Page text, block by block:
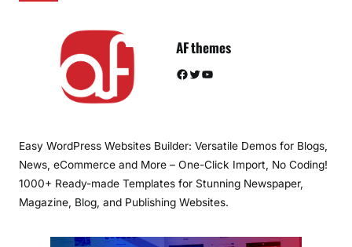
AF themes
Facebook Twitter YouTube
Easy WordPress Websites Builder: Versatile Demos for Blogs,
News, eCommerce and More – One-Click Import, No Coding!
1000+ Ready-made Templates for Stunning Newspaper,
Magazine, Blog, and Publishing Websites.